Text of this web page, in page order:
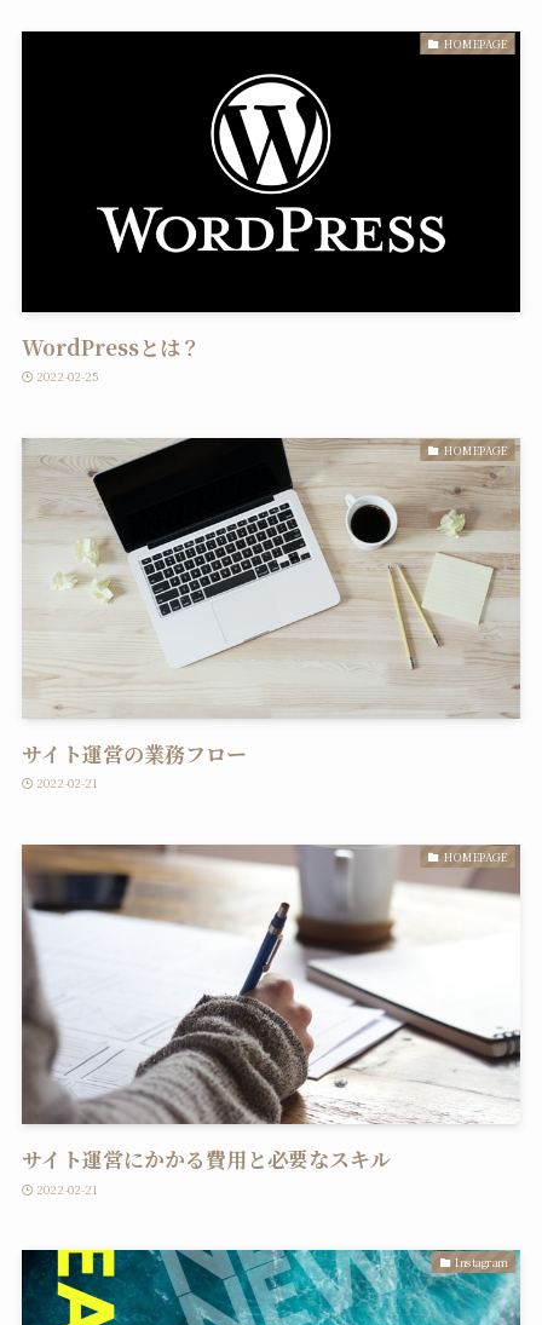
HOMEPAGE
WordPressとは？
2022-02-25
HOMEPAGE
サイト運営の業務フロー
2022-02-21
HOMEPAGE
サイト運営にかかる費用と必要なスキル
2022-02-21
Instagram